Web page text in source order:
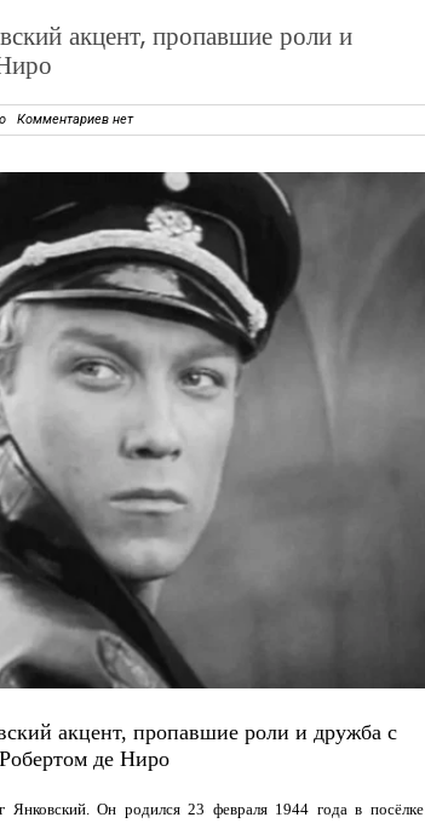
акцент, пропавшие роли и
Комментариев нет
акцент, пропавшие роли и дружба с
Робертом де Ниро
Янковский. Он родился 23 февраля 1944 года в посёлке